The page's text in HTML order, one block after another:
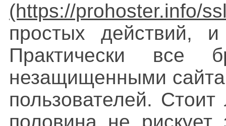
простых действий,
Практически все
незащищенными
пользователей.